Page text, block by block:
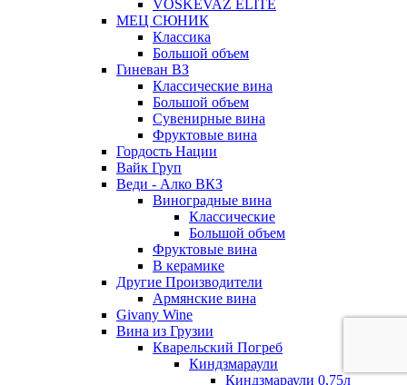
VOSKEVAZ ELITE
МЕЦ СЮНИК
Классика
Большой объем
Гиневан ВЗ
Классические вина
Большой объем
Сувенирные вина
Фруктовые вина
Гордость Нации
Вайк Груп
Веди - Алко ВКЗ
Виноградные вина
Классические
Большой объем
Фруктовые вина
В керамике
Другие Производители
Армянские вина
Givany Wine
Вина из Грузии
Кварельский Погреб
Киндзмараули
Киндзмараули 0,75л